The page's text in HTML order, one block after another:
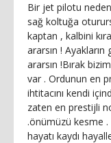
Bir jet pilotu
sağ koltuğa
kaptan , kalbini
ararsın !
ararsın !Bırak
var . Ordunun en
ihtitacını kendi
zaten en prestijli
.önümüzü kesme .
hayatı kaydı